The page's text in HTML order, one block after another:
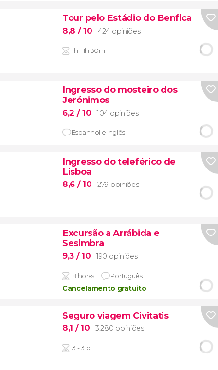
Tour pelo Estádio do Benfica
8,8 / 10 424 opiniões
1h - 1h 30m
Ingresso do mosteiro dos
Jerónimos
6,2 / 10 104 opiniões
Espanhol e inglês
Ingresso do teleférico de
Lisboa
8,6 / 10 279 opiniões
Excursão a Arrábida e
Sesimbra
9,3 / 10 190 opiniões
8 horas Português
Cancelamento gratuito
Seguro viagem Civitatis
8,1 / 10 3.280 opiniões
3 - 31d